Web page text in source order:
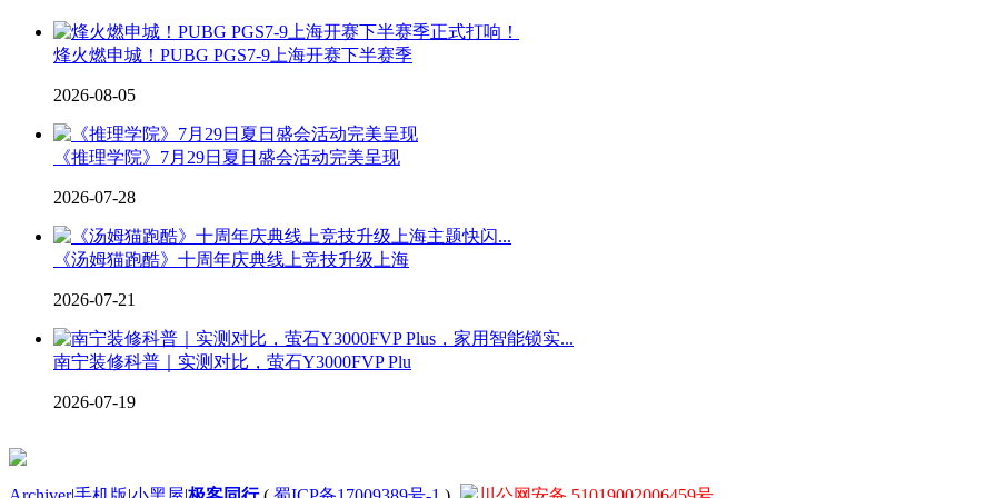
烽火燃申城！PUBG PGS7-9上海开赛下半赛季
2026-08-05
《推理学院》7月29日夏日盛会活动完美呈现
2026-07-28
《汤姆猫跑酷》十周年庆典线上竞技升级上海
2026-07-21
南宁装修科普｜实测对比，萤石Y3000FVP Plu
2026-07-19